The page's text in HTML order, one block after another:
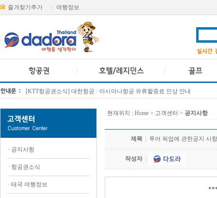
즐겨찾기추가 여행정보
[KTT항공권소식] 대한항공 · 아시아나항공 유류할증료 인상 안내
· 공지사항
· 항공권소식
· 태국 여행정보
현재위치 : Home > 고객센터 > 공지사항
제목 투어 픽업에 관한공지 사항
작성자
***